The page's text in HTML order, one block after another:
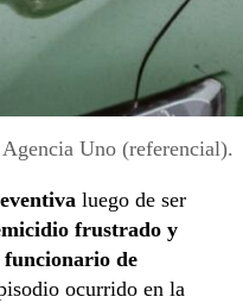
Uno (referencial).
luego de ser
frustrado y
de
ocurrido en la